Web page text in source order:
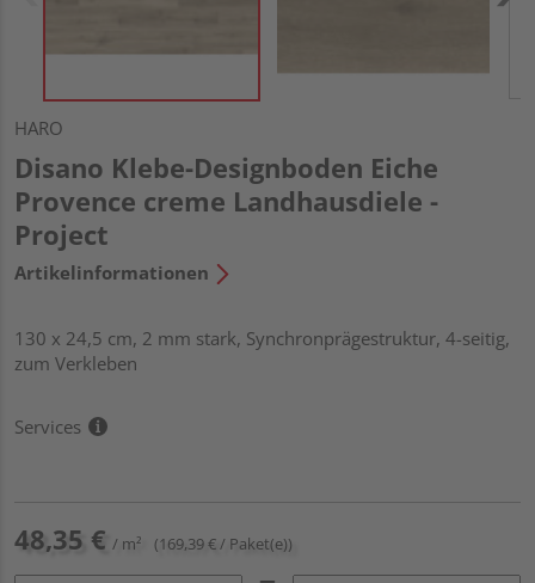
HARO
Disano Klebe-Designboden Eiche
Provence creme Landhausdiele -
Project
Artikelinformationen
130 x 24,5 cm, 2 mm stark, Synchronprägestruktur, 4-seitig,
zum Verkleben
Services
48,35 € / m² (169,39 € / Paket(e))